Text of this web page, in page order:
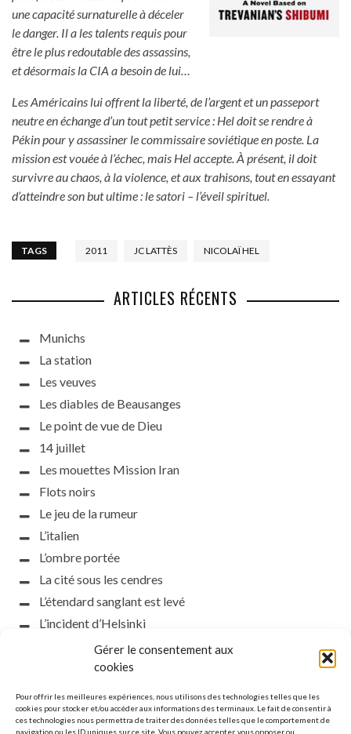
Gérer le consentement aux
cookies
Pour offrir les meilleures expériences, nous utilisons des technologies telles que les
cookies pour stocker et/ou accéder aux informations des terminaux. Le fait de consentir à
ces technologies nous permettra de traiter des données telles que le comportement de
navigation ou les ID uniques sur ce site. Vous pouvez accepter, vous opposer ou
une capacité surnaturelle à déceler
le danger. Il a les talents requis pour
être le plus redoutable des assassins,
et désormais la CIA a besoin de lui…
Les Américains lui offrent la liberté, de l’argent et un passeport
neutre en échange d’un tout petit service : Hel doit se rendre à
Pékin pour y assassiner le commissaire soviétique en poste. La
mission est vouée à l’échec, mais Hel accepte. À présent, il doit
survivre au chaos, à la violence, et aux trahisons, tout en essayant
d’atteindre son but ultime : le satori – l’éveil spirituel.
TAGS 2011 JC LATTÈS NICOLAÏ HEL
ARTICLES RÉCENTS
Munichs
La station
Les veuves
Les diables de Beausanges
Le point de vue de Dieu
14 juillet
Les mouettes Mission Iran
Flots noirs
Le jeu de la rumeur
L’italien
L’ombre portée
La cité sous les cendres
L’étendard sanglant est levé
L’incident d’Helsinki
la petite fasciste
Toutes les nuances de la nuit
Que s’obscurcissent le soleil et la lumière